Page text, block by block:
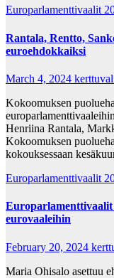
Europarlamenttivaalit
Rantala, Rentto,
euroehdokkaiksi
March 4, 2024
Kokoomuksen
Henriina Rantala,
Kokoomuksen
kokouksessaan
Europarlamenttivaalit
Europarlamenttivaalit
eurovaaleihin
February 20, 2024
Maria Ohisalo asettuu